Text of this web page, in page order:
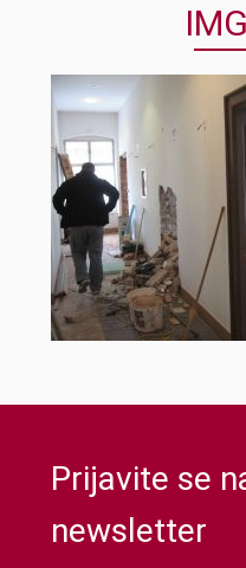
Prijavite se
newsletter